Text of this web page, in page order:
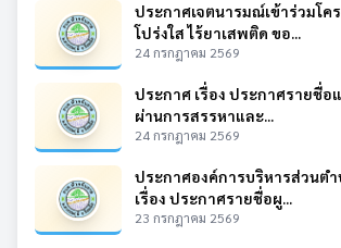
ประกาศเจตนารมณ์เข้าร่วมโค
โปร่งใส ไร้ยาเสพติด ขอ...
24 กรกฎาคม 2569
ประกาศ เรื่อง ประกาศรายชื่
ผ่านการสรรหาและ...
24 กรกฎาคม 2569
ประกาศองค์การบริหารส่วนต
เรื่อง ประกาศรายชื่อผู...
23 กรกฎาคม 2569